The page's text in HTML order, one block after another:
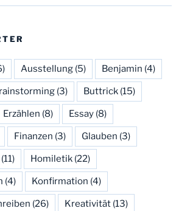
Ausstellung (5) Benjamin (4)
(3) Buttrick (15)
Erzählen (8) Essay (8)
Finanzen (3) Glauben (3)
(11) Homiletik (22)
(4) Konfirmation (4)
(26) Kreativität (13)